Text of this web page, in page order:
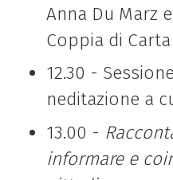
Anna Du Marz
Coppia di Carta
12.30 -
neditazione a
13.00 -
informare e